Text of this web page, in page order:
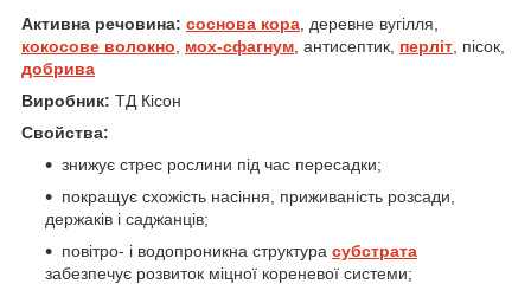
Активна речовина: соснова кора , деревне вугілля,
кокосове волокно
мох-сфагнум , антисептик, перліт , пісок,
добрива
Виробник: ТД Кісон
Свойства:
знижує стрес рослини під час пересадки;
покращує схожість насіння, приживаність розсади,
держаків і саджанців;
повітро- і водопроникна структура субстрата
забезпечує розвиток міцної кореневої системи;